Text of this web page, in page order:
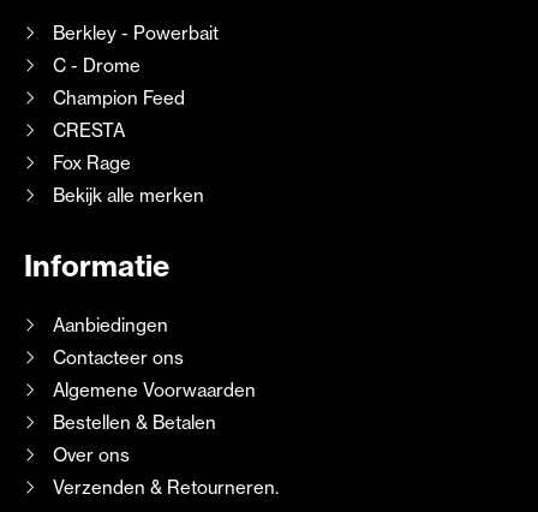
Berkley - Powerbait
C - Drome
Champion Feed
CRESTA
Fox Rage
Bekijk alle merken
Informatie
Aanbiedingen
Contacteer ons
Algemene Voorwaarden
Bestellen & Betalen
Over ons
Verzenden & Retourneren.